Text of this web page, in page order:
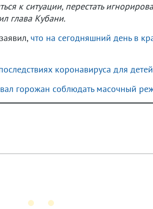
к ситуации, перестать
глава Кубани.
что на сегодняшний день в
коронавируса для
горожан соблюдать масочный